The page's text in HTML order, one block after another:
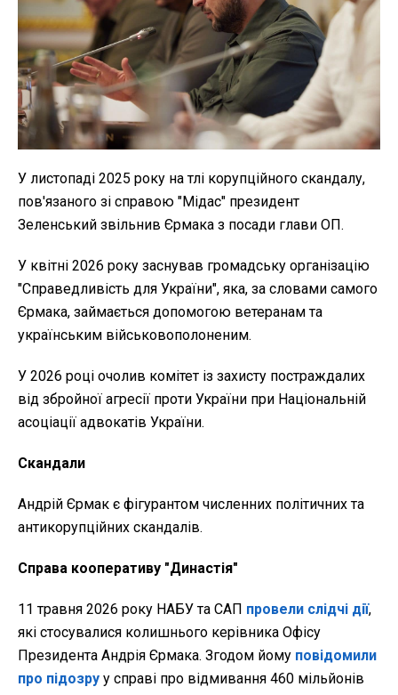
У листопаді 2025 року на тлі корупційного скандалу,
пов'язаного зі справою "Мідас" президент
Зеленський звільнив Єрмака з посади глави ОП.
У квітні 2026 року заснував громадську організацію
"Справедливість для України", яка, за словами самого
Єрмака, займається допомогою ветеранам та
українським військовополоненим.
У 2026 році очолив комітет із захисту постраждалих
від збройної агресії проти України при Національній
асоціації адвокатів України.
Скандали
Андрій Єрмак є фігурантом численних політичних та
антикорупційних скандалів.
Справа кооперативу "Династія"
11 травня 2026 року НАБУ та САП провели слідчі дії,
які стосувалися колишнього керівника Офісу
Президента Андрія Єрмака. Згодом йому повідомили
про підозру у справі про відмивання 460 мільйонів